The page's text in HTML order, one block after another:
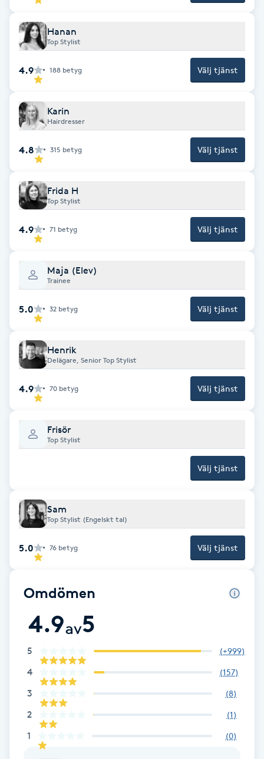
Face framing
Faceliftmassage
Fet hårbotten
Fettreducering
Fibromassage
Fillers
Fotmassage
Fotsvamp
Fotvård
Fransar
Fransborttagning
Fransförlängning
Fransförlängning Megavolym
Fransk manikyr
Frekvensterapi
Frisör
Funktionsanalys
Färgning
Hanan
Top Stylist
4.9 188 betyg Välj tjänst
Karin
Hairdresser
4.8 315 betyg Välj tjänst
Frida H
Top Stylist
4.9 71 betyg Välj tjänst
Maja (Elev)
Trainee
5.0 32 betyg Välj tjänst
Henrik
Delägare, Senior Top Stylist
4.9 70 betyg Välj tjänst
Frisör
Top Stylist
Välj tjänst
Sam
Top Stylist (Engelskt tal)
5.0 76 betyg Välj tjänst
Omdömen
4.9av5
5 (+999)
4 (157)
3 (8)
2 (1)
1 (0)